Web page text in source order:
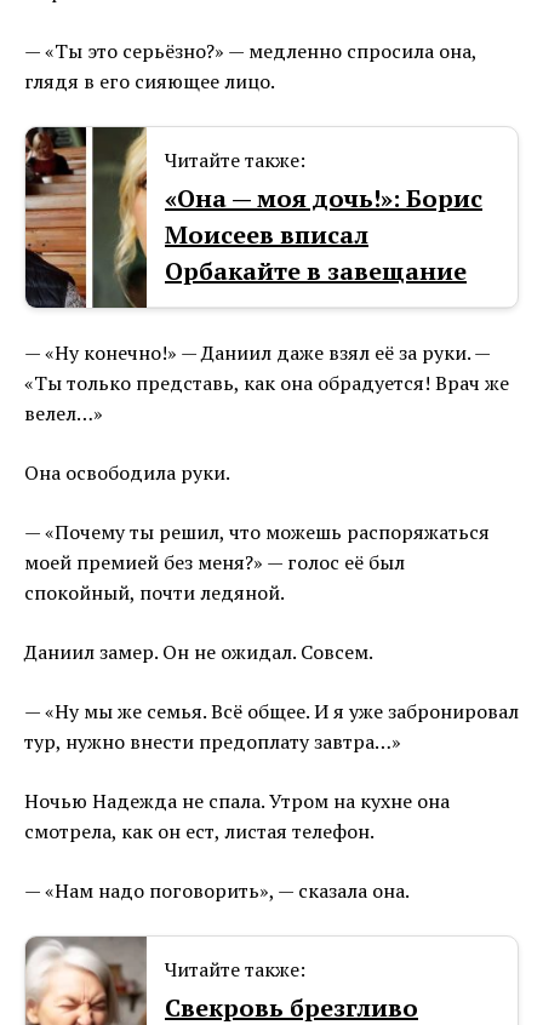
— «Ты это серьёзно?» — медленно спросила она,
глядя в его сияющее лицо.
Читайте также:
«Она — моя дочь!»: Борис
Моисеев вписал
Орбакайте в завещание
— «Ну конечно!» — Даниил даже взял её за руки. —
«Ты только представь, как она обрадуется! Врач же
велел…»
Она освободила руки.
— «Почему ты решил, что можешь распоряжаться
моей премией без меня?» — голос её был
спокойный, почти ледяной.
Даниил замер. Он не ожидал. Совсем.
— «Ну мы же семья. Всё общее. И я уже забронировал
тур, нужно внести предоплату завтра…»
Ночью Надежда не спала. Утром на кухне она
смотрела, как он ест, листая телефон.
— «Нам надо поговорить», — сказала она.
Читайте также:
Свекровь брезгливо